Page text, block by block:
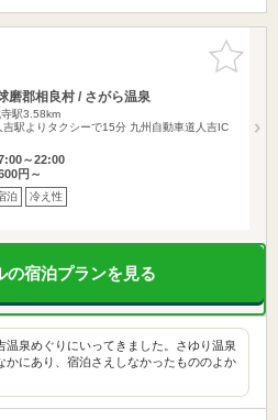
お気に入
りに追加
磨郡相良村 / さがら温泉
駅3.58km
吉駅よりタクシーで15分 九州自動車道人吉IC
～22:00
円～
泊 冷え性
の宿泊プランを見る
温泉めぐりにいってきました。さゆり温泉
かにあり、宿泊さえしなかったもののよか